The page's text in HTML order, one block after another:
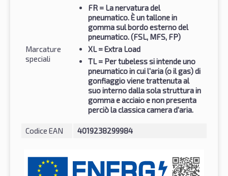
Marcature
speciali
FR = La nervatura del
pneumatico. È un tallone in
gomma sul bordo esterno del
pneumatico. (FSL, MFS, FP)
XL = Extra Load
TL = Per tubeless si intende uno
pneumatico in cui l'aria (o il gas) di
gonfiaggio viene trattenuta al
suo interno dalla sola struttura in
gomma e acciaio e non presenta
perciò la classica camera d'aria.
Codice EAN 4019238299984